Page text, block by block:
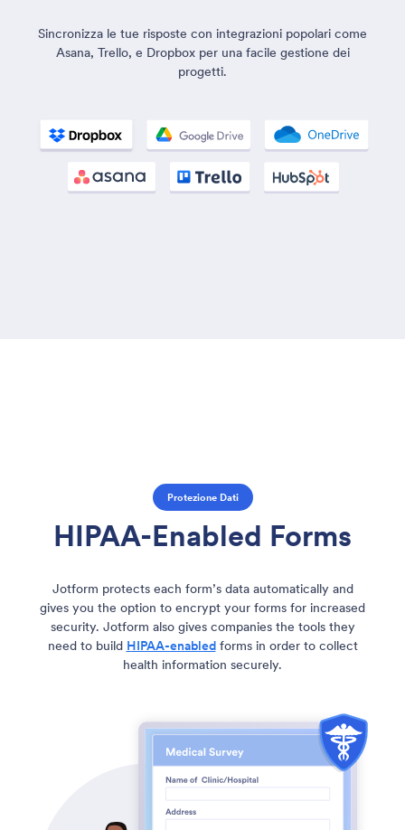
Sincronizza le tue risposte con integrazioni popolari come
Asana, Trello, e Dropbox per una facile gestione dei
progetti.
Protezione Dati
HIPAA-Enabled Forms
Jotform protects each form’s data automatically and
gives you the option to encrypt your forms for increased
security. Jotform also gives companies the tools they
need to build HIPAA-enabledforms in order to collect
health information securely.